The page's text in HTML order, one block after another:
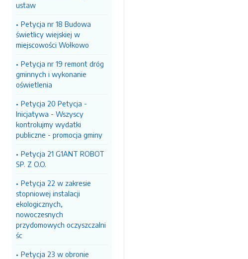
ustaw
Petycja nr 18 Budowa
świetlicy wiejskiej w
miejscowości Wołkowo
Petycja nr 19 remont dróg
gminnych i wykonanie
oświetlenia
Petycja 20 Petycja -
Inicjatywa - Wszyscy
kontrolujmy wydatki
publiczne - promocja gminy
Petycja 21 G1ANT ROBOT
SP. Z O.O.
Petycja 22 w zakresie
stopniowej instalacji
ekologicznych,
nowoczesnych
przydomowych oczyszczalni
śc
Petycja 23 w obronie